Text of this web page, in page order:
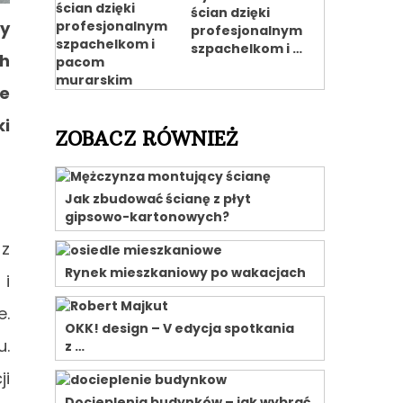
i
ścian dzięki
profesjonalnym
szpachelkom i …
ZOBACZ RÓWNIEŻ
Jak zbudować ścianę z płyt
gipsowo-kartonowych?
Rynek mieszkaniowy po wakacjach
OKK! design – V edycja spotkania
z …